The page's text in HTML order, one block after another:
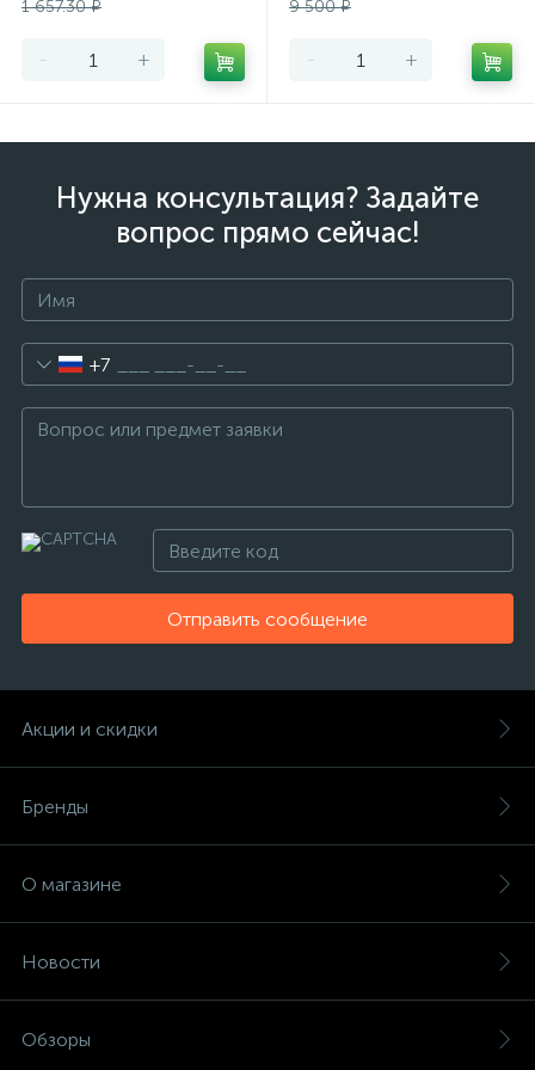
1 657.30 ₽
- +
9 500 ₽
- +
Нужна консультация? Задайте
вопрос прямо сейчас!
+7
Отправить сообщение
Акции и скидки
Бренды
О магазине
Новости
Обзоры